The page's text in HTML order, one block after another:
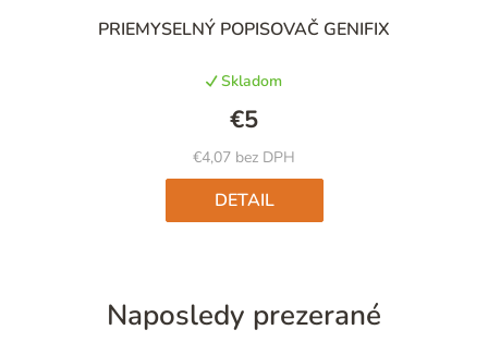
PRIEMYSELNÝ POPISOVAČ GENIFIX
Priemerné
hodnotenie
je
4,5
z
5
hviezdičiek.
Skladom
€4,07 bez DPH
€5
DETAIL
Naposledy prezerané